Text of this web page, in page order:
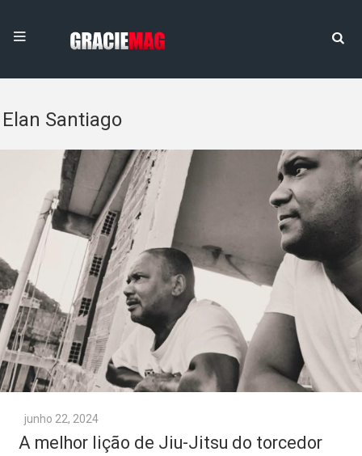
Elan Santiago
junho 22, 2024
A melhor lição de Jiu-Jitsu do torcedor